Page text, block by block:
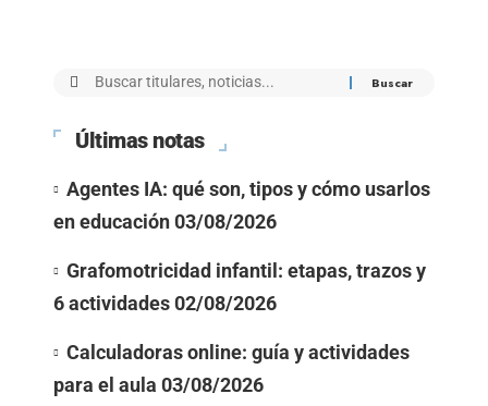
Últimas notas
Agentes IA: qué son, tipos y cómo usarlos
en educación03/08/2026
Grafomotricidad infantil: etapas, trazos y
6 actividades02/08/2026
Calculadoras online: guía y actividades
para el aula 03/08/2026